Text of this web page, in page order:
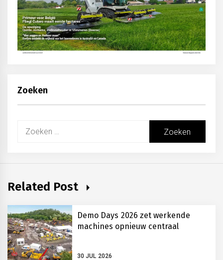
Zoeken
Zoeken
Related Post
Demo Days 2026 zet werkende
machines opnieuw centraal
30 JUL 2026